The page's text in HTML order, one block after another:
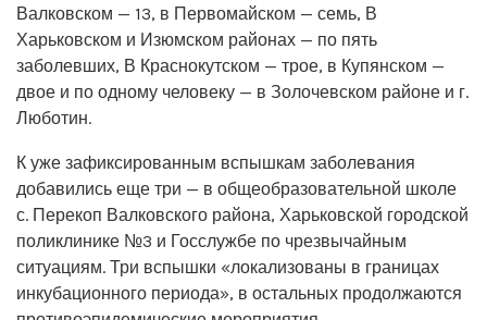
Валковском — 13, в Первомайском — семь, В
Харьковском и Изюмском районах — по пять
заболевших, В Краснокутском — трое, в Купянском —
двое и по одному человеку — в Золочевском районе и г.
Люботин.
К уже зафиксированным вспышкам заболевания
добавились еще три — в общеобразовательной школе
с. Перекоп Валковского района, Харьковской городской
поликлинике №3 и Госслужбе по чрезвычайным
ситуациям. Три вспышки «локализованы в границах
инкубационного периода», в остальных продолжаются